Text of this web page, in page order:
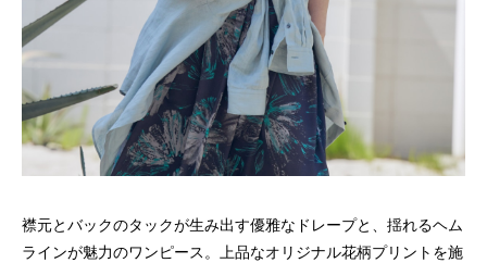
襟元とバックのタックが生み出す優雅なドレープと、揺れるヘム
ラインが魅力のワンピース。上品なオリジナル花柄プリントを施